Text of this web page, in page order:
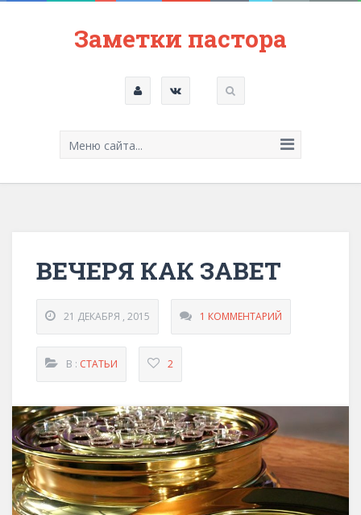
Заметки пастора
Меню сайта...
ВЕЧЕРЯ КАК ЗАВЕТ
21 ДЕКАБРЯ , 2015 1 КОММЕНТАРИЙ
В : СТАТЬИ 2